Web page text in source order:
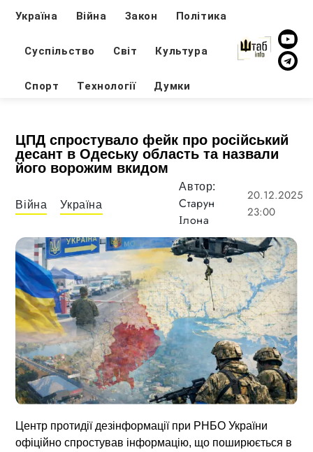
Україна Війна Закон Політика
Суспільство Світ Культура
Спорт Технології Думки
ЦПД спростувало фейк про російський
десант в Одеську область та назвали
його ворожим вкидом
Війна Україна
Автор:
Старун
Ілона
20.12.2025
23:00
Центр протидії дезінформації при РНБО України
офіційно спростував інформацію, що поширюється в